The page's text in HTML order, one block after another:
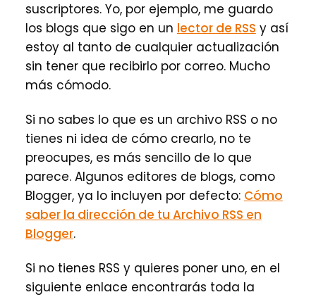
suscriptores. Yo, por ejemplo, me guardo
los blogs que sigo en un lector de RSS y así
estoy al tanto de cualquier actualización
sin tener que recibirlo por correo. Mucho
más cómodo.
Si no sabes lo que es un archivo RSS o no
tienes ni idea de cómo crearlo, no te
preocupes, es más sencillo de lo que
parece. Algunos editores de blogs, como
Blogger, ya lo incluyen por defecto: Cómo
saber la dirección de tu Archivo RSS en
Blogger.
Si no tienes RSS y quieres poner uno, en el
siguiente enlace encontrarás toda la